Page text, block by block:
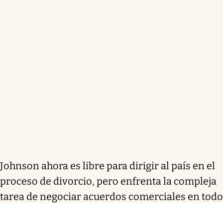
Johnson ahora es libre para dirigir al país en el
proceso de divorcio, pero enfrenta la compleja
tarea de negociar acuerdos comerciales en todo